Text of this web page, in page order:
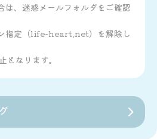
、迷惑メールフォルダをご確認
指定（life-heart.net）を解除し
なります。